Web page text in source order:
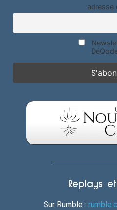
adresse
Replays
Sur Rumble :